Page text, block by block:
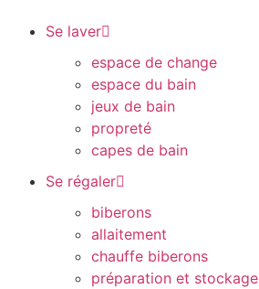
Se laver
espace de change
espace du bain
jeux de bain
propreté
capes de bain
Se régaler
biberons
allaitement
chauffe biberons
préparation et stockage